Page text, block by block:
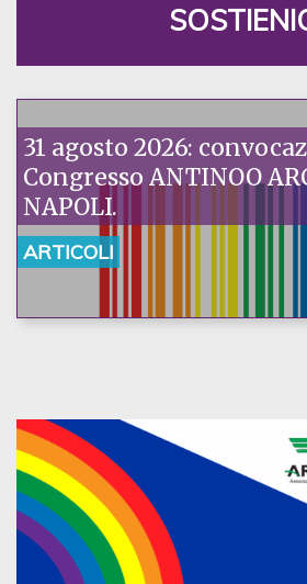
31 agosto 2026:
Congresso ANTINOO
NAPOLI.
ARTICOLI